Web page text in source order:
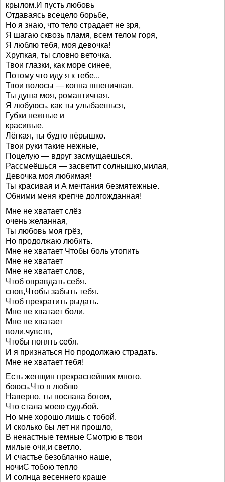
крылом.И пусть любовь
Отдаваясь всецело борьбе,
Но я знаю, что тело страдает не зря,
Я шагаю сквозь пламя, всем телом горя,
Я люблю тебя, моя девочка!
Хрупкая, ты словно веточка.
Твои глазки, как море синее,
Потому что иду я к тебе...
Твои волосы — копна пшеничная,
Ты душа моя, романтичная.
Я любуюсь, как ты улыбаешься,
Губки нежные и
красивые.
Лёгкая, ты будто пёрышко.
Твои руки такие нежные,
Поцелую — вдруг засмущаешься.
Рассмеёшься — засветит солнышко,милая,
Девочка моя любимая!
Ты красивая и А мечтания безмятежные.
Обними меня крепче долгожданная!
Мне не хватает слёз
очень желанная,
Ты любовь моя грёз,
Но продолжаю любить.
Мне не хватает Чтобы боль утопить
Мне не хватает
Мне не хватает слов,
Чтоб оправдать себя.
снов,Чтобы забыть тебя.
Чтоб прекратить рыдать.
Мне не хватает боли,
Мне не хватает
воли,чувств,
Чтобы понять себя.
И я признаться Но продолжаю страдать.
Мне не хватает тебя!
Есть женщин прекраснейших много,
боюсь,Что я люблю
Наверно, ты послана богом,
Что стала моею судьбой.
Но мне хорошо лишь с тобой.
И сколько бы лет ни прошло,
В ненастные темные Смотрю в твои
милые очи,и светло.
И счастье безоблачно наше,
ночиС тобою тепло
И солнца весеннего краше